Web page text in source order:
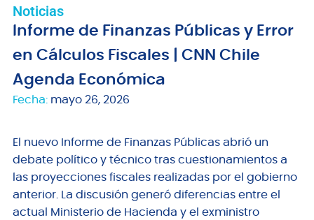
Noticias
Informe de Finanzas Públicas y Error
en Cálculos Fiscales | CNN Chile
Agenda Económica
Fecha: mayo 26, 2026
El nuevo Informe de Finanzas Públicas abrió un
debate político y técnico tras cuestionamientos a
las proyecciones fiscales realizadas por el gobierno
anterior. La discusión generó diferencias entre el
actual Ministerio de Hacienda y el exministro